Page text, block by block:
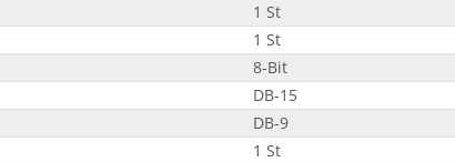
1 St
1 St
8-Bit
DB-15
DB-9
1 St